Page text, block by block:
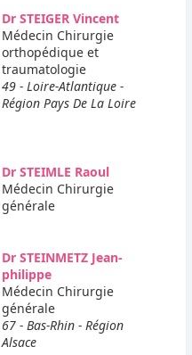
Dr STEIGER Vincent
Médecin Chirurgie
orthopédique et
traumatologie
49 - Loire-Atlantique -
Région Pays De La Loire
Dr STEIMLE Raoul
Médecin Chirurgie
générale
Dr STEINMETZ Jean-
philippe
Médecin Chirurgie
générale
67 - Bas-Rhin - Région
Alsace